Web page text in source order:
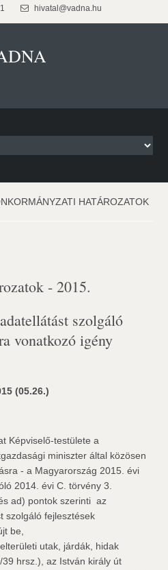
hivatal@vadna.hu
HATÁROZATOK
- 2015.
szolgáló
vonatkozó igény
(05.26.)
Képviselő-testülete a
miniszter által közösen
- a Magyarország 2015. évi
2014. évi C. törvény 3.
ad) pontok szerinti  az
szolgáló fejlesztések
be,
utak, járdák, hidak
hrsz.), az István király út